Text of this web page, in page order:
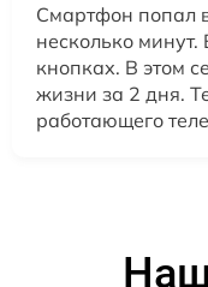
Смартфон попал
несколько
кнопках. В этом
жизни за 2 дня.
работающего